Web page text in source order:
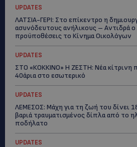
UPDATES
ΛΑΤΣΙΑ-ΓΕΡΙ: Στο επίκεντρο η
ασυνόδευτους ανήλικους – Αντιδρά ο
προϋποθέσεις το Κίνημα Οικολόγων
UPDATES
ΣΤΟ «ΚΟΚΚΙΝΟ» Η ΖΕΣΤΗ: Νέα κίτρινη
40άρια στο εσωτερικό
UPDATES
ΛΕΜΕΣΟΣ: Μάχη για τη ζωή του δίνει
βαριά τραυματισμένος δίπλα από το
ποδήλατο
UPDATES